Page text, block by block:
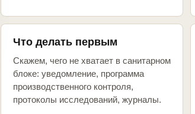
Что делать первым
Скажем, чего не хватает в санитарном
блоке: уведомление, программа
производственного контроля,
протоколы исследований, журналы.